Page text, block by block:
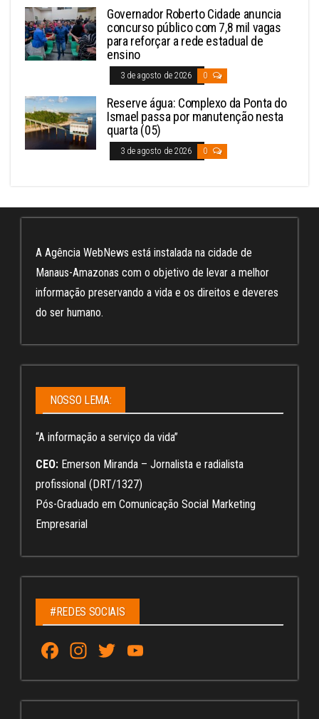
Governador Roberto Cidade anuncia
concurso público com 7,8 mil vagas
para reforçar a rede estadual de
ensino
3 de agosto de 2026 0
Reserve água: Complexo da Ponta do
Ismael passa por manutenção nesta
quarta (05)
3 de agosto de 2026 0
A Agência WebNews está instalada na cidade de
Manaus-Amazonas com o objetivo de levar a melhor
informação preservando a vida e os direitos e deveres
do ser humano.
NOSSO LEMA:
“A informação a serviço da vida”
CEO: Emerson Miranda – Jornalista e radialista
profissional (DRT/1327)
Pós-Graduado em Comunicação Social Marketing
Empresarial
#REDES SOCIAIS
Fa
ce
bo
In
st
ag
T
wi
tt
u
Tu